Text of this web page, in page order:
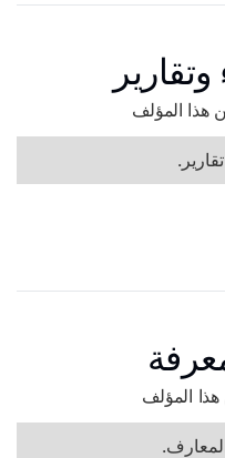
هذا المؤلف
المؤلف